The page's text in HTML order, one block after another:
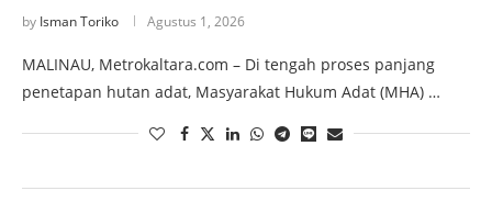
by Isman Toriko Agustus 1, 2026
MALINAU, Metrokaltara.com – Di tengah proses panjang
penetapan hutan adat, Masyarakat Hukum Adat (MHA) …